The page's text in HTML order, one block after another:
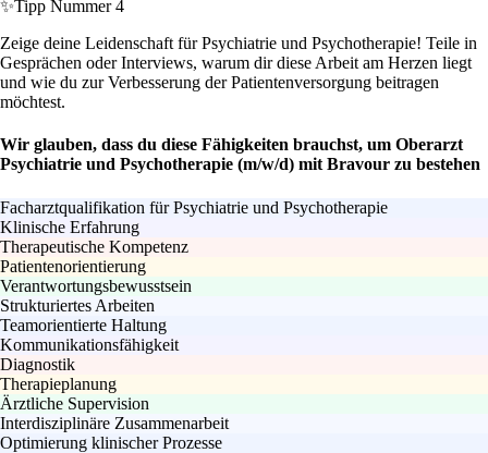
✨Tipp Nummer 4
Zeige deine Leidenschaft für Psychiatrie und Psychotherapie! Teile in
Gesprächen oder Interviews, warum dir diese Arbeit am Herzen liegt
und wie du zur Verbesserung der Patientenversorgung beitragen
möchtest.
Wir glauben, dass du diese Fähigkeiten brauchst, um Oberarzt
Psychiatrie und Psychotherapie (m/w/d) mit Bravour zu bestehen
Facharztqualifikation für Psychiatrie und Psychotherapie
Klinische Erfahrung
Therapeutische Kompetenz
Patientenorientierung
Verantwortungsbewusstsein
Strukturiertes Arbeiten
Teamorientierte Haltung
Kommunikationsfähigkeit
Diagnostik
Therapieplanung
Ärztliche Supervision
Interdisziplinäre Zusammenarbeit
Optimierung klinischer Prozesse